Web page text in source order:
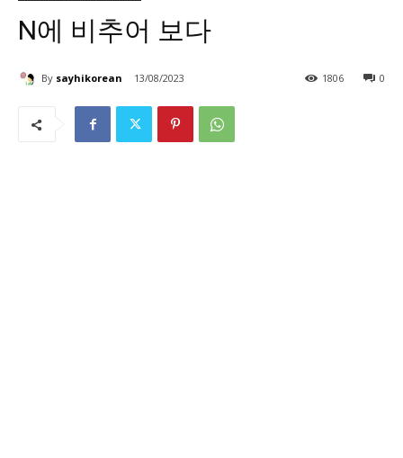
N에 비추어 보다
By sayhikorean 13/08/2023 0
1806